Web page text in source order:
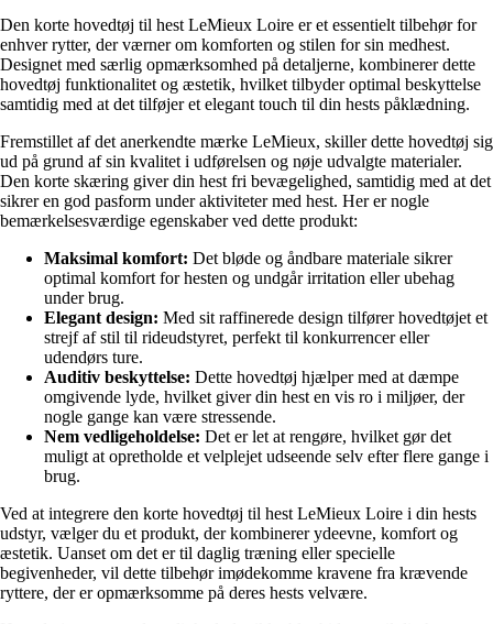
Den korte hovedtøj til hest LeMieux Loire er et essentielt tilbehør for
enhver rytter, der værner om komforten og stilen for sin medhest.
Designet med særlig opmærksomhed på detaljerne, kombinerer dette
hovedtøj funktionalitet og æstetik, hvilket tilbyder optimal beskyttelse
samtidig med at det tilføjer et elegant touch til din hests påklædning.
Fremstillet af det anerkendte mærke LeMieux, skiller dette hovedtøj sig
ud på grund af sin kvalitet i udførelsen og nøje udvalgte materialer.
Den korte skæring giver din hest fri bevægelighed, samtidig med at det
sikrer en god pasform under aktiviteter med hest. Her er nogle
bemærkelsesværdige egenskaber ved dette produkt:
Maksimal komfort: Det bløde og åndbare materiale sikrer
optimal komfort for hesten og undgår irritation eller ubehag
under brug.
Elegant design: Med sit raffinerede design tilfører hovedtøjet et
strejf af stil til rideudstyret, perfekt til konkurrencer eller
udendørs ture.
Auditiv beskyttelse: Dette hovedtøj hjælper med at dæmpe
omgivende lyde, hvilket giver din hest en vis ro i miljøer, der
nogle gange kan være stressende.
Nem vedligeholdelse: Det er let at rengøre, hvilket gør det
muligt at opretholde et velplejet udseende selv efter flere gange i
brug.
Ved at integrere den korte hovedtøj til hest LeMieux Loire i din hests
udstyr, vælger du et produkt, der kombinerer ydeevne, komfort og
æstetik. Uanset om det er til daglig træning eller specielle
begivenheder, vil dette tilbehør imødekomme kravene fra krævende
ryttere, der er opmærksomme på deres hests velvære.